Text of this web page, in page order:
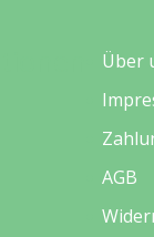
Über
AGB